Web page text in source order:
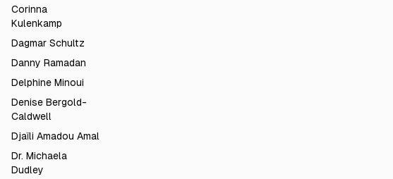
Corinna
Kulenkamp
Dagmar Schultz
Danny Ramadan
Delphine Minoui
Denise Bergold-
Caldwell
Djaïli Amadou Amal
Dr. Michaela
Dudley